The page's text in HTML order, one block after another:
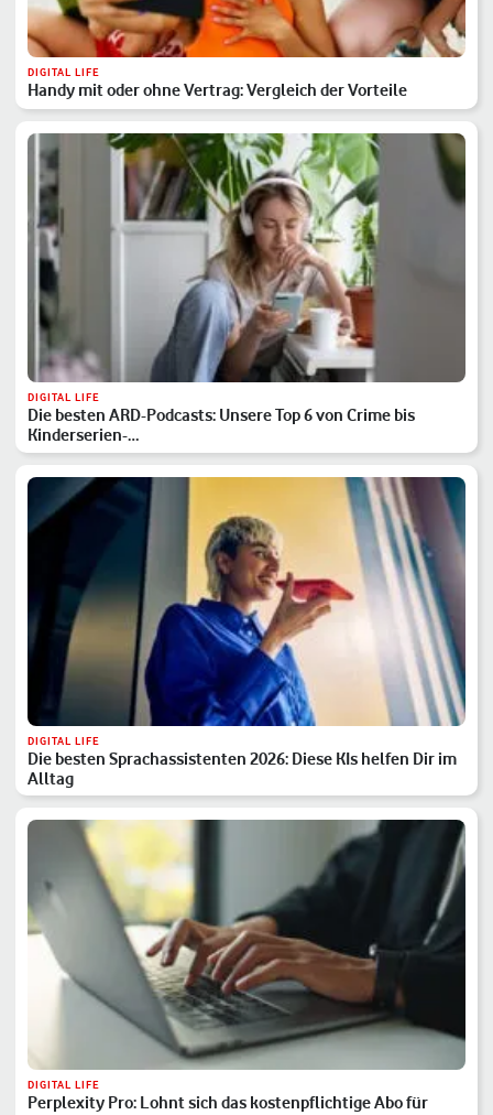
DIGITAL LIFE
Handy mit oder ohne Vertrag: Vergleich der Vorteile
DIGITAL LIFE
Die besten ARD-Podcasts: Unsere Top 6 von Crime bis
Kinderserien-…
DIGITAL LIFE
Die besten Sprachassistenten 2026: Diese KIs helfen Dir im
Alltag
DIGITAL LIFE
Perplexity Pro: Lohnt sich das kostenpflichtige Abo für